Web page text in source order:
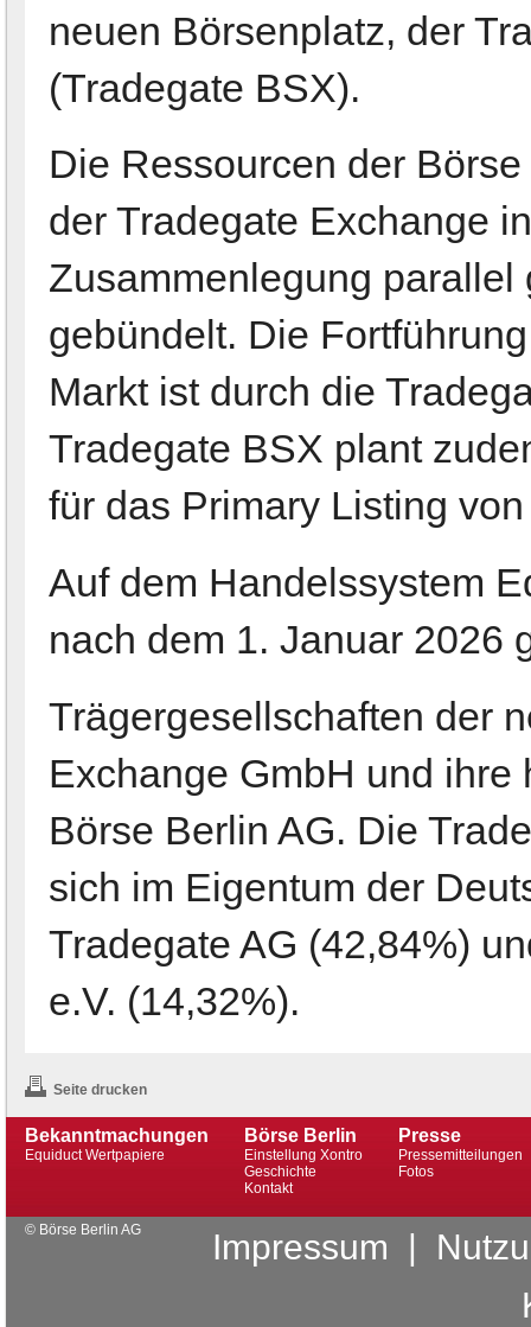
neuen Börsenplatz, der
(Tradegate BSX).
Die Ressourcen der
der Tradegate Exchange
Zusammenlegung parallel
gebündelt. Die
Markt ist durch die
Tradegate BSX plant
für das Primary Listing
Auf dem Handelssystem
nach dem 1. Januar 2026
Trägergesellschaften der
Exchange GmbH und ihre
Börse Berlin AG. Die
sich im Eigentum der
Tradegate AG (42,84%)
e.V. (14,32%).
Seite drucken
Bekanntmachungen
Equiduct Wertpapiere
Börse Berlin
Einstellung Xontro
Geschichte
Kontakt
Presse
Pressemitteilungen
Fotos
© Börse Berlin AG Impressum